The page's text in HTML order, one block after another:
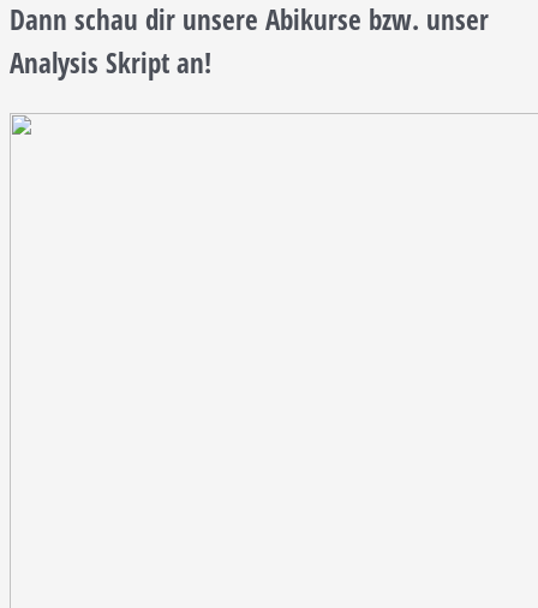
Dann schau dir unsere Abikurse bzw. unser
Analysis Skript an!